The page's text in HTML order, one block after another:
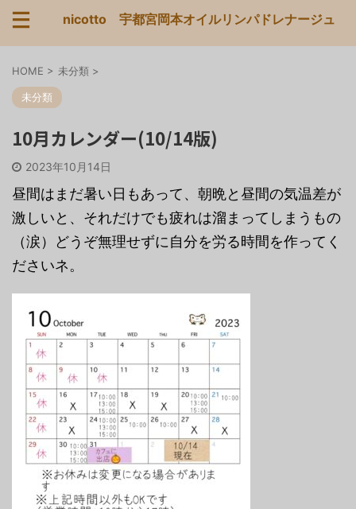
nicotto 宇都宮岡本オイルリンパドレナージュ
HOME > 未分類 >
未分類
10月カレンダー(10/14版)
2023年10月14日
昼間はまだ暑い日もあって、朝晩と昼間の気温差が
激しいと、それだけでも疲れは溜まってしまうもの
（涙）どうぞ無理せずに自分を労る時間を作ってく
ださいネ。